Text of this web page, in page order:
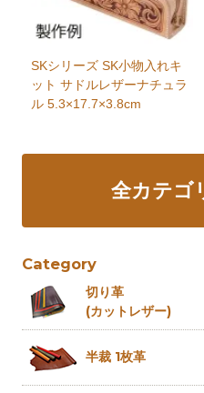
SKシリーズ SK小物入れキ
ット サドルレザーナチュラ
ル 5.3×17.7×3.8cm
全カテゴ
Category
切り革
(カットレザー)
半裁 1枚革